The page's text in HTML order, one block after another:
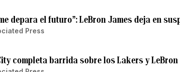
depara el futuro”: LeBron James deja en
Press
completa barrida sobre los Lakers y LeBron